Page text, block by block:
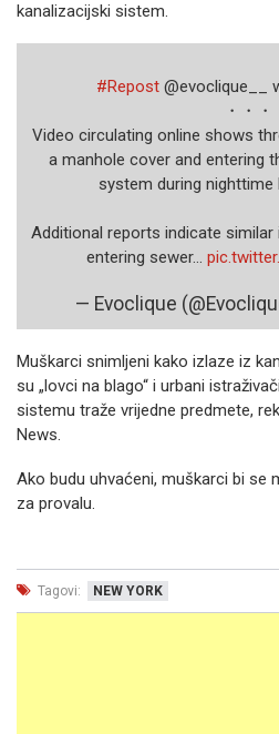
kanalizacijski sistem.
#Repost @evoclique__
・・・
Video circulating online shows
a manhole cover and entering
system during
Additional reports indicate
entering sewer…
— Evoclique
Muškarci snimljeni kako izlaze iz
su „lovci na blago“ i urbani
sistemu traže vrijedne predmete,
News.
Ako budu uhvaćeni, muškarci bi se
za provalu.
Tagovi: NEW YORK